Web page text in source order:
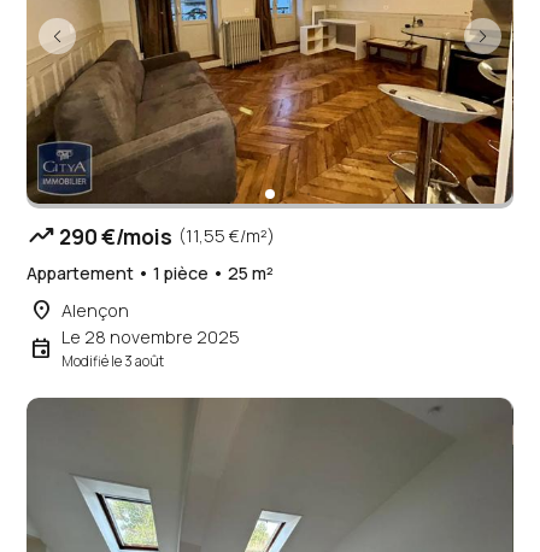
trending_up 290 €/mois (11,55 €/m²)
Appartement • 1 pièce • 25 m²
place Alençon
event Le 28 novembre 2025
Modifié le 3 août